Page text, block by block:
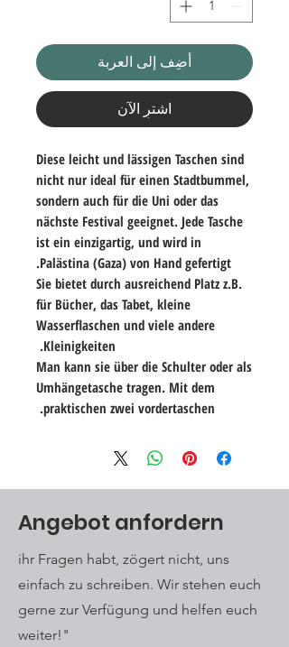
أضِف إلى العربة
اشترِ الآن
Diese leicht und lässigen Taschen sind
nicht nur ideal für einen Stadtbummel,
sondern auch für die Uni oder das
nächste Festival geeignet. Jede Tasche
ist ein einzigartig, und wird in
Palästina (Gaza) von Hand gefertigt.
Sie bietet durch ausreichend Platz z.B.
für Bücher, das Tabet, kleine
Wasserflaschen und viele andere
Kleinigkeiten.
Man kann sie über die Schulter oder als
Umhängetasche tragen. Mit dem
praktischen zwei vordertaschen.
Angebot anfordern
ihr Fragen habt, zögert nicht, uns
einfach zu schreiben. Wir stehen euch
gerne zur Verfügung und helfen euch
weiter!"